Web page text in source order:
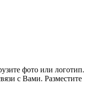
фото или логотип.
с Вами. Разместите